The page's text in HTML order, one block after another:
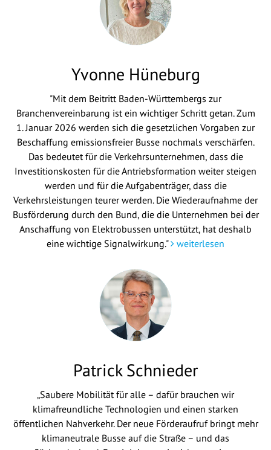
Yvonne Hüneburg
"Mit dem Beitritt Baden-Württembergs zur
Branchenvereinbarung ist ein wichtiger Schritt getan. Zum
1. Januar 2026 werden sich die gesetzlichen Vorgaben zur
Beschaffung emissionsfreier Busse nochmals verschärfen.
Das bedeutet für die Verkehrsunternehmen, dass die
Investitionskosten für die Antriebsformation weiter steigen
werden und für die Aufgabenträger, dass die
Verkehrsleistungen teurer werden. Die Wiederaufnahme der
Busförderung durch den Bund, die die Unternehmen bei der
Anschaffung von Elektrobussen unterstützt, hat deshalb
eine wichtige Signalwirkung."
weiterlesen
Patrick Schnieder
„Saubere Mobilität für alle – dafür brauchen wir
klimafreundliche Technologien und einen starken
öffentlichen Nahverkehr. Der neue Förderaufruf bringt mehr
klimaneutrale Busse auf die Straße – und das